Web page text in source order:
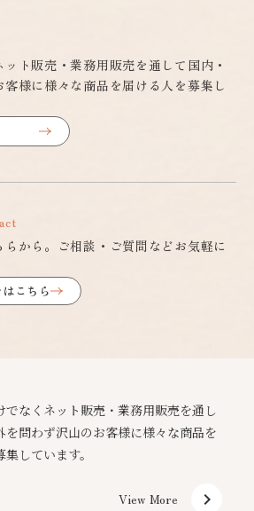
ト販売・業務用販売を通して国内・
様に様々な商品を届ける人を募集し
から。ご相談・ご質問などお気軽に
こちら
でなくネット販売・業務用販売を通し
を問わず沢山のお客様に様々な商品を
しています。
View More keyboard_arrow_right